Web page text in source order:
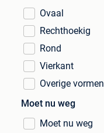
Ovaal
Rechthoekig
Rond
Vierkant
Overige vormen
Moet nu weg
Moet nu weg